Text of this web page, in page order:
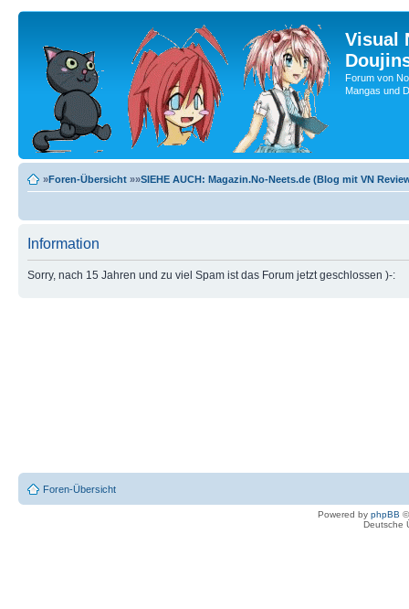
Visual
Forum von
Mangas und
»Foren-Übersicht »»SIEHE AUCH: Magazin.No-Neets.de (Blog mit VN
Information
Sorry, nach 15 Jahren und zu viel Spam ist das Forum jetzt geschlossen )-:
Foren-Übersicht
Powered by phpBB
Deutsche